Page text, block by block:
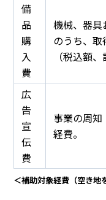
備
品
購
入
費
機械、器具
のうち、
（税込額
広
告
宣
伝
費
事業の周
経費。
＜補助対象経費（空き地